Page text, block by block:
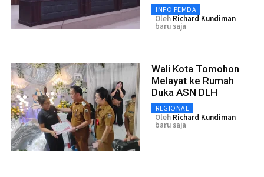
INFO PEMDA
Oleh Richard Kundiman
baru saja
Wali Kota Tomohon
Melayat ke Rumah
Duka ASN DLH
REGIONAL
Oleh Richard Kundiman
baru saja